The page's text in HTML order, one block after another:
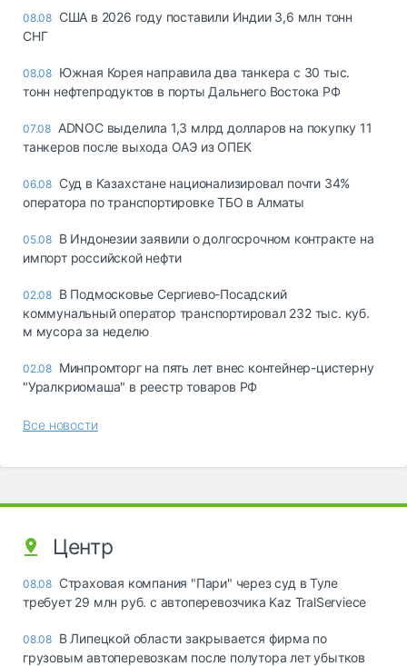
08.08 США в 2026 году поставили Индии 3,6 млн тонн
СНГ
08.08 Южная Корея направила два танкера с 30 тыс.
тонн нефтепродуктов в порты Дальнего Востока РФ
07.08 ADNOC выделила 1,3 млрд долларов на покупку 11
танкеров после выхода ОАЭ из ОПЕК
06.08 Суд в Казахстане национализировал почти 34%
оператора по транспортировке ТБО в Алматы
05.08 В Индонезии заявили о долгосрочном контракте на
импорт российской нефти
02.08 В Подмосковье Сергиево-Посадский
коммунальный оператор транспортировал 232 тыс. куб.
м мусора за неделю
02.08 Минпромторг на пять лет внес контейнер-цистерну
"Уралкриомаша" в реестр товаров РФ
Все новости
Центр
08.08 Страховая компания "Пари" через суд в Туле
требует 29 млн руб. с автоперевозчика Kaz TralServiece
08.08 В Липецкой области закрывается фирма по
грузовым автоперевозкам после полутора лет убытков